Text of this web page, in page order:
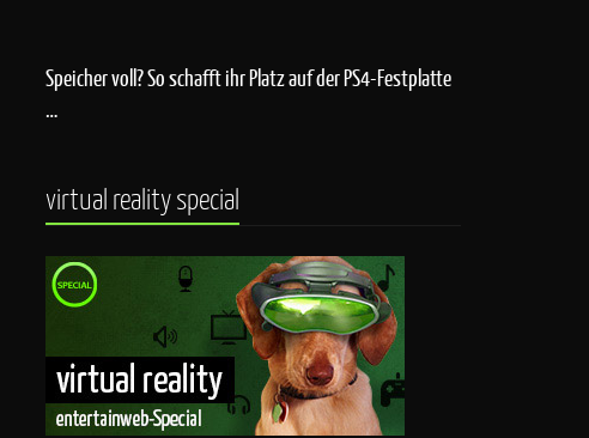
Speicher voll? So schafft ihr Platz auf der PS4-Festplatte
…
virtual reality special